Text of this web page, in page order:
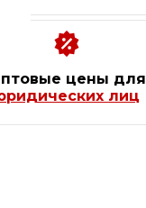
цены для
лиц